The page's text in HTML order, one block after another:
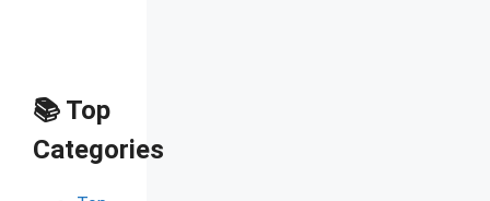
📚 Top
Categories